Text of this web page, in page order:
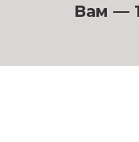
Вам —